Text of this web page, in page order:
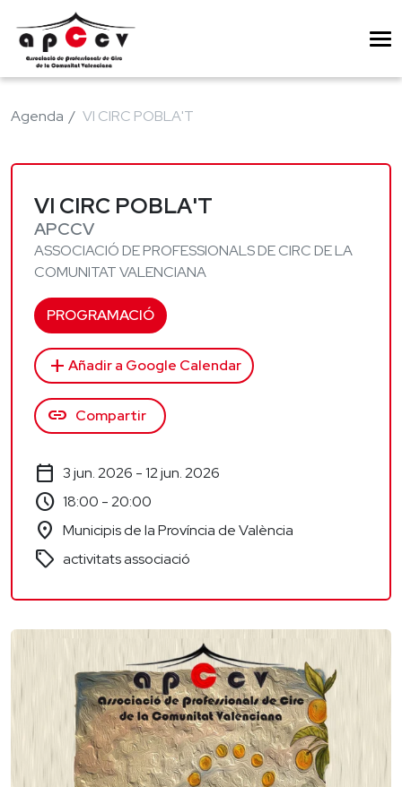
Agenda VI CIRC POBLA'T
VI CIRC POBLA'T
APCCV
ASSOCIACIÓ DE PROFESSIONALS DE CIRC DE LA
COMUNITAT VALENCIANA
PROGRAMACIÓ
add Añadir a Google Calendar
link Compartir
calendar_today 3 jun. 2026 - 12 jun. 2026
schedule 18:00 - 20:00
location_on Municipis de la Província de València
sell activitats associació